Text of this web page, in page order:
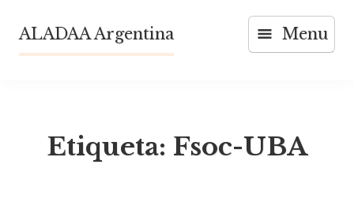
content
ALADAA Argentina Menu
Etiqueta: Fsoc-UBA